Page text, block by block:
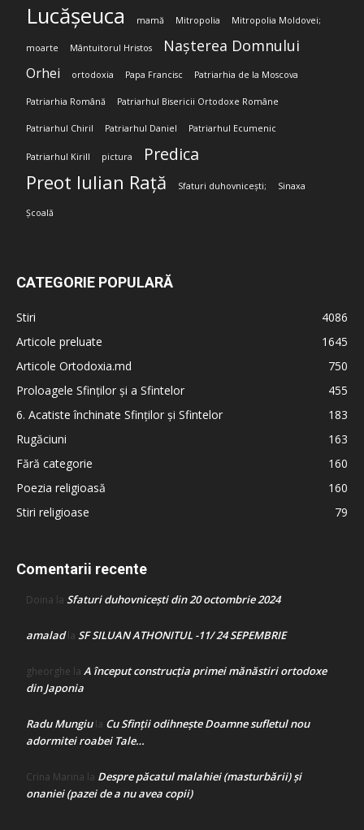
Lucășeuca mamă Mitropolia Mitropolia Moldovei;
moarte Mântuitorul Hristos Nașterea Domnului
Orhei ortodoxia Papa Francisc Patriarhia de la Moscova
Patriarhia Română Patriarhul Bisericii Ortodoxe Române
Patriarhul Chiril Patriarhul Daniel Patriarhul Ecumenic
Patriarhul Kirill pictura Predica
Preot Iulian Rață Sfaturi duhovnicești; Sinaxa
Școală
CATEGORIE POPULARĂ
Stiri
4086
Articole preluate
1645
Articole Ortodoxia.md
750
Proloagele Sfinților și a Sfintelor
455
6. Acatiste închinate Sfinților și Sfintelor
183
Rugăciuni
163
Fără categorie
160
Poezia religioasă
160
Stiri religioase
79
Comentarii recente
Doina la Sfaturi duhovnicești din 20 octombrie 2024
amaladla SF SILUAN ATHONITUL -11/ 24 SEPEMBRIE
gheorghe la A început construcţia primei mănăstiri ortodoxe
din Japonia
Radu Mungiula Cu Sfinții odihnește Doamne sufletul nou
adormitei roabei Tale…
Crina Marina la Despre păcatul malahiei (masturbării) şi
onaniei (pazei de a nu avea copii)